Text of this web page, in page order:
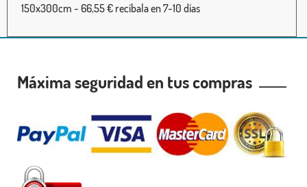
150x300cm - 66,55 € recíbala en 7-10 días
Máxima seguridad en tus compras